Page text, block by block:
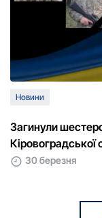
Новини
Загинули
Кіровоградської
30 березня